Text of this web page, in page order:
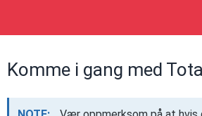
Komme i gang med